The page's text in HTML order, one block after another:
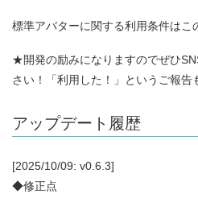
標準アバターに関する利用条件はこ
★開発の励みになりますのでぜひ
さい！「利用した！」というご報告
アップデート履歴
[2025/10/09: v0.6.3]
◆修正点